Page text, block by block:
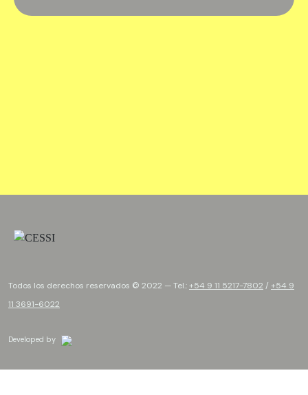
Todos los derechos reservados © 2022 — Tel.:+54 9 11 5217-7802 / +54 9
11 3691-6022
Developed by